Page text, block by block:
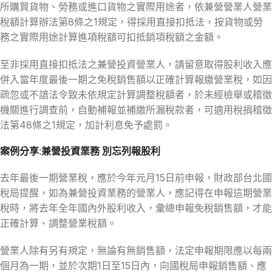
所購買貨物、勞務或進口貨物之實際用途者，依兼營營業人營業
稅額計算辦法第8條之1規定，得採用直接扣抵法，按貨物或勞
務之實際用途計算進項稅額可扣抵銷項稅額之金額。
至非採用直接扣抵法之兼營投資營業人，請留意取得股利收入應
併入當年度最後一期之免稅銷售額以正確計算報繳營業稅，如因
疏忽或不諳法令致未依規定計算調整稅額者，於未經檢舉或稽徵
機關進行調查前，自動補報並補繳所漏稅款者，可適用稅捐稽徵
法第48條之1規定，加計利息免予處罰。
案例分享:兼營投資業務 別忘列報股利
去年最後一期營業稅，應於今年元月15日前申報，財政部台北國
稅局提醒，如為兼營投資業務的營業人，應記得在申報這期營業
稅時，將去年全年國內外股利收入，彙總申報免稅銷售額，才能
正確計算、調整營業稅額。
營業人除有另有規定，無論有無銷售額，法定申報期限應以每兩
個月為一期，並於次期1日至15日內，向國稅局申報銷售額、應